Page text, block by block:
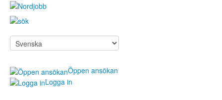
Öppen ansökan
Logga in